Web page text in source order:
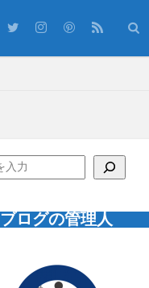
ブログの管理人